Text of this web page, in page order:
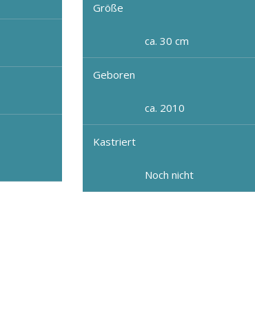
Größe
ca. 30 cm
Geboren
ca. 2010
Kastriert
Noch nicht